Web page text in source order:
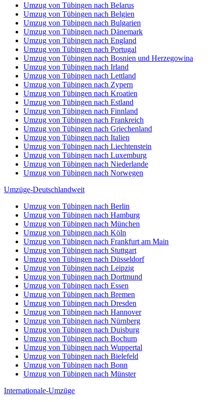
Umzug von Tübingen nach Belarus
Umzug von Tübingen nach Belgien
Umzug von Tübingen nach Bulgarien
Umzug von Tübingen nach Dänemark
Umzug von Tübingen nach England
Umzug von Tübingen nach Portugal
Umzug von Tübingen nach Bosnien und Herzegowina
Umzug von Tübingen nach Irland
Umzug von Tübingen nach Lettland
Umzug von Tübingen nach Zypern
Umzug von Tübingen nach Kroatien
Umzug von Tübingen nach Estland
Umzug von Tübingen nach Finnland
Umzug von Tübingen nach Frankreich
Umzug von Tübingen nach Griechenland
Umzug von Tübingen nach Italien
Umzug von Tübingen nach Liechtenstein
Umzug von Tübingen nach Luxemburg
Umzug von Tübingen nach Niederlande
Umzug von Tübingen nach Norwegen
Umzüge-Deutschlandweit
Umzug von Tübingen nach Berlin
Umzug von Tübingen nach Hamburg
Umzug von Tübingen nach München
Umzug von Tübingen nach Köln
Umzug von Tübingen nach Frankfurt am Main
Umzug von Tübingen nach Stuttgart
Umzug von Tübingen nach Düsseldorf
Umzug von Tübingen nach Leipzig
Umzug von Tübingen nach Dortmund
Umzug von Tübingen nach Essen
Umzug von Tübingen nach Bremen
Umzug von Tübingen nach Dresden
Umzug von Tübingen nach Hannover
Umzug von Tübingen nach Nürnberg
Umzug von Tübingen nach Duisburg
Umzug von Tübingen nach Bochum
Umzug von Tübingen nach Wuppertal
Umzug von Tübingen nach Bielefeld
Umzug von Tübingen nach Bonn
Umzug von Tübingen nach Münster
Internationale-Umzüge